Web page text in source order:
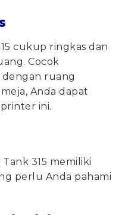
cukup ringkas dan
Cocok
ruang
Anda dapat
ini.
315 memiliki
perlu Anda pahami